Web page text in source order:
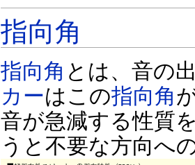
指向角
指向角 とは、音の
カーはこの指向角
音が急減する性質
うと不要な方向へ